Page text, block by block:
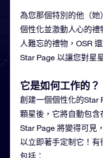
為您那個特別的他（
個性化並激動人心的
人難忘的禮物，OSR
Star Page 以讓您對星
它是如何工作的？
創建一個個性化的Star
顆星後，它將自動包含
Star Page 將變得可見
以立即著手定制它！有
包括：